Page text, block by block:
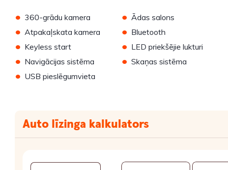
• 360-grādu kamera • Ādas salons
• Atpakaļskata kamera • Bluetooth
• Keyless start • LED priekšējie lukturi
• Navigācijas sistēma • Skaņas sistēma
• USB pieslēgumvieta